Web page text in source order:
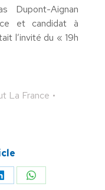
Dupont-Aignan
et candidat à
l’invité du « 19h
La France
Partager